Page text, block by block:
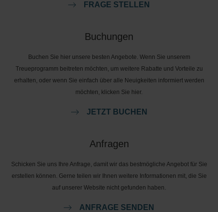
FRAGE STELLEN
Buchungen
Buchen Sie hier unsere besten Angebote. Wenn Sie unserem
Treueprogramm beitreten möchten, um weitere Rabatte und Vorteile zu
erhalten, oder wenn Sie einfach über alle Neuigkeiten informiert werden
möchten, klicken Sie hier.
JETZT BUCHEN
Anfragen
Schicken Sie uns Ihre Anfrage, damit wir das bestmögliche Angebot für Sie
erstellen können. Gerne teilen wir Ihnen weitere Informationen mit, die Sie
auf unserer Website nicht gefunden haben.
ANFRAGE SENDEN